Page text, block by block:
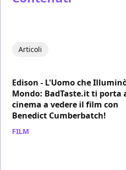
Articoli
Edison - L'Uomo che
Mondo: BadTaste.it ti porta
cinema a vedere il film con
Benedict Cumberbatch!
FILM